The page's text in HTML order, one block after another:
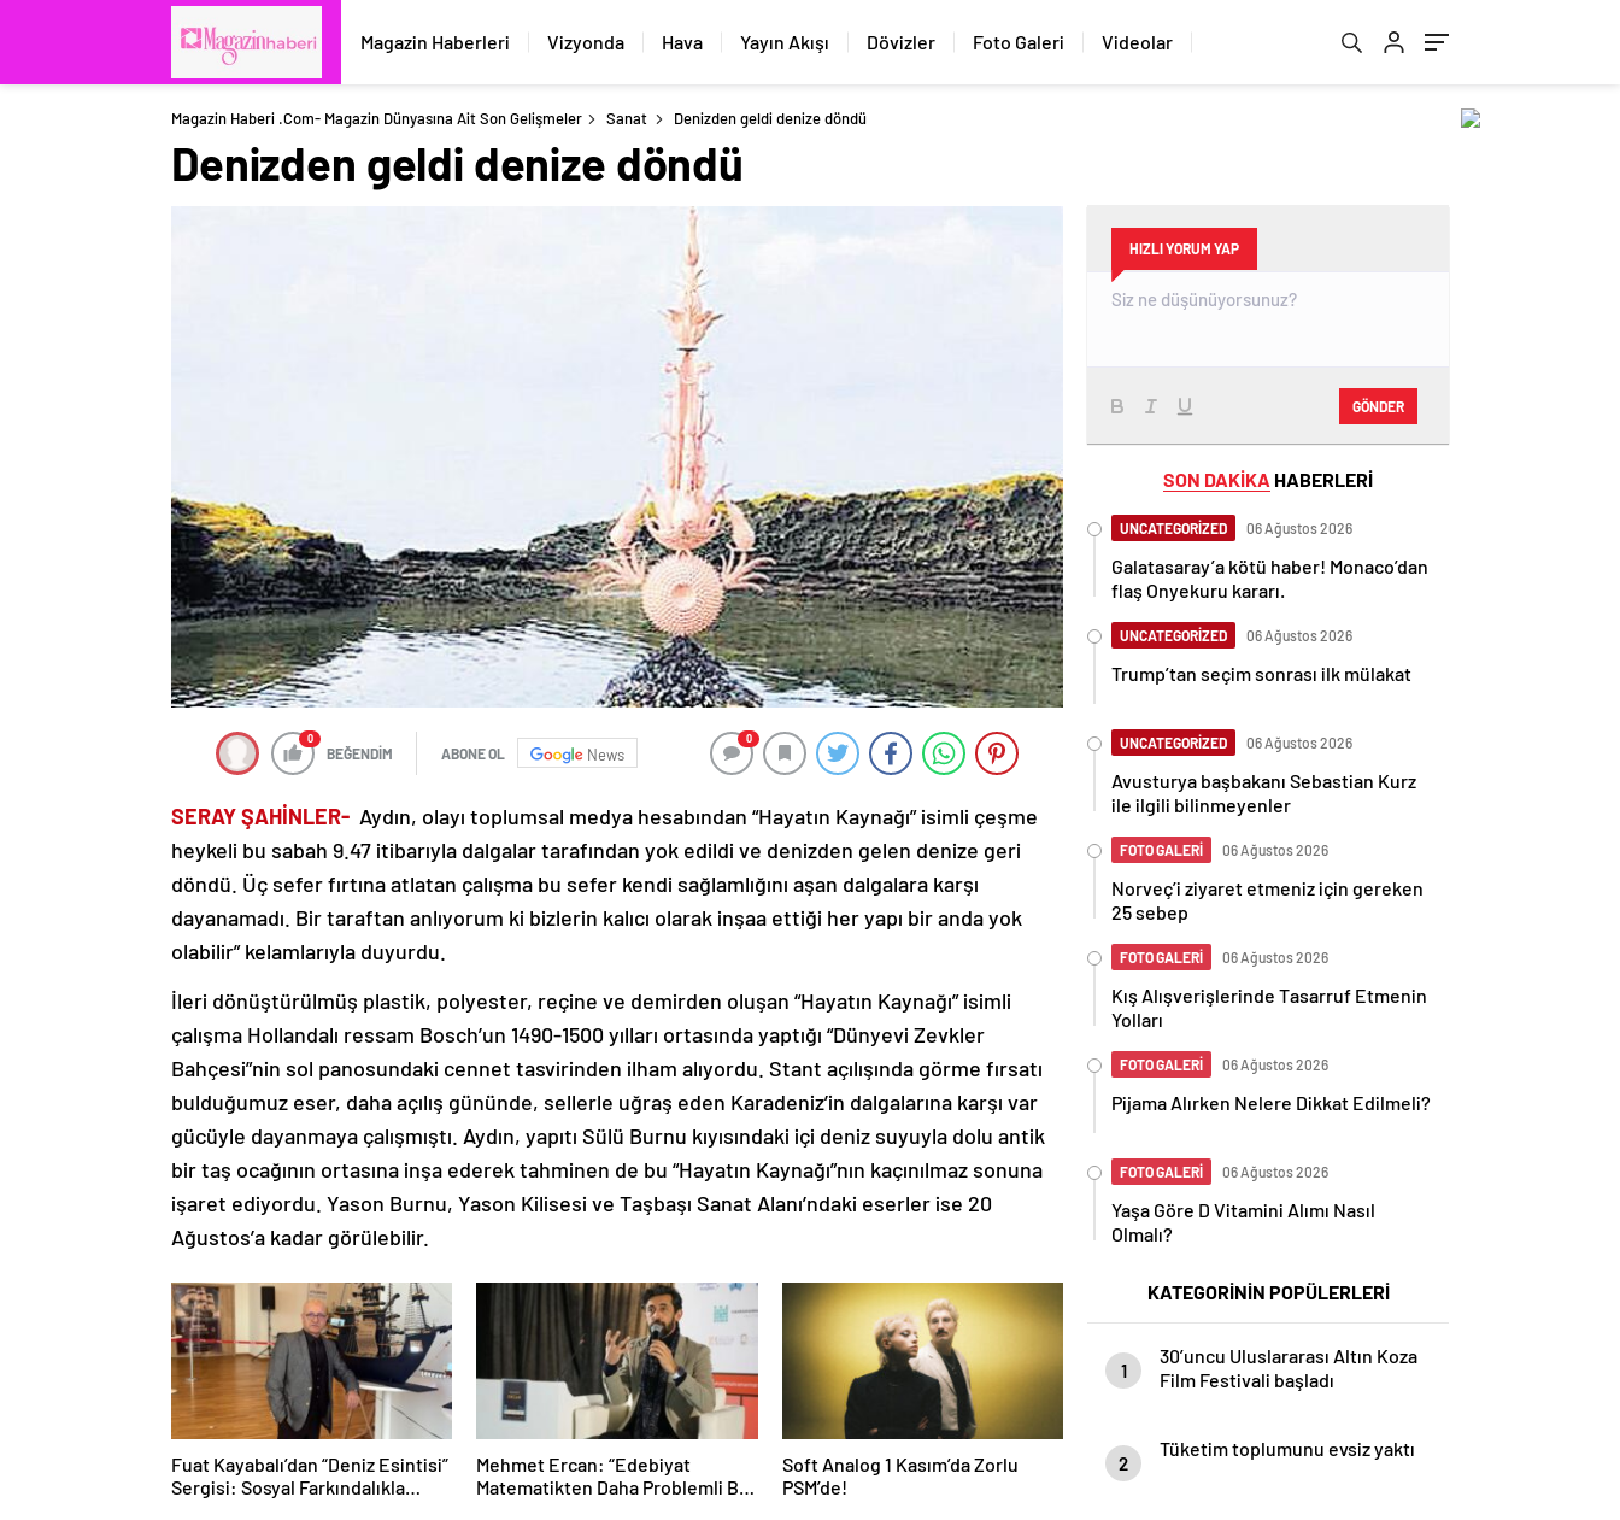
Magazin Haberleri Vizyonda Hava Yayın Akışı Dövizler Foto Galeri Videolar
Magazin Haberi .com- Magazin Dünyasına Ait Son Gelişmeler Sanat Denizden geldi denize döndü
Denizden geldi denize döndü
0
BEĞENDİM ABONE OL News
0
SERAY ŞAHİNLER- Aydın, olayı toplumsal medya hesabından “Hayatın Kaynağı” isimli çeşme
heykeli bu sabah 9.47 itibarıyla dalgalar tarafından yok edildi ve denizden gelen denize geri
döndü. Üç sefer fırtına atlatan çalışma bu sefer kendi sağlamlığını aşan dalgalara karşı
dayanamadı. Bir taraftan anlıyorum ki bizlerin kalıcı olarak inşaa ettiği her yapı bir anda yok
olabilir” kelamlarıyla duyurdu.
İleri dönüştürülmüş plastik, polyester, reçine ve demirden oluşan “Hayatın Kaynağı” isimli
çalışma Hollandalı ressam Bosch’un 1490-1500 yılları ortasında yaptığı “Dünyevi Zevkler
Bahçesi”nin sol panosundaki cennet tasvirinden ilham alıyordu. Stant açılışında görme fırsatı
bulduğumuz eser, daha açılış gününde, sellerle uğraş eden Karadeniz’in dalgalarına karşı var
gücüyle dayanmaya çalışmıştı. Aydın, yapıtı Sülü Burnu kıyısındaki içi deniz suyuyla dolu antik
bir taş ocağının ortasına inşa ederek tahminen de bu “Hayatın Kaynağı”nın kaçınılmaz sonuna
işaret ediyordu. Yason Burnu, Yason Kilisesi ve Taşbaşı Sanat Alanı’ndaki eserler ise 20
Ağustos’a kadar görülebilir.
Fuat Kayabalı’dan “Deniz Esintisi”
Sergisi: Sosyal Farkındalıkla
Mehmet Ercan: “Edebiyat
Matematikten Daha Problemli Bir
Soft Analog 1 Kasım’da Zorlu
PSM’de!
HIZLI YORUM YAP
GÖNDER
SON DAKİKA HABERLERİ
UNCATEGORİZED 06 Ağustos 2026
Galatasaray’a kötü haber! Monaco’dan
flaş Onyekuru kararı.
UNCATEGORİZED 06 Ağustos 2026
Trump’tan seçim sonrası ilk mülakat
UNCATEGORİZED 06 Ağustos 2026
Avusturya başbakanı Sebastian Kurz
ile ilgili bilinmeyenler
FOTO GALERİ 06 Ağustos 2026
Norveç’i ziyaret etmeniz için gereken
25 sebep
FOTO GALERİ 06 Ağustos 2026
Kış Alışverişlerinde Tasarruf Etmenin
Yolları
FOTO GALERİ 06 Ağustos 2026
Pijama Alırken Nelere Dikkat Edilmeli?
FOTO GALERİ 06 Ağustos 2026
Yaşa Göre D Vitamini Alımı Nasıl
Olmalı?
KATEGORİNİN POPÜLERLERİ
1
30’uncu Uluslararası Altın Koza
Film Festivali başladı
2
Tüketim toplumunu evsiz yaktı